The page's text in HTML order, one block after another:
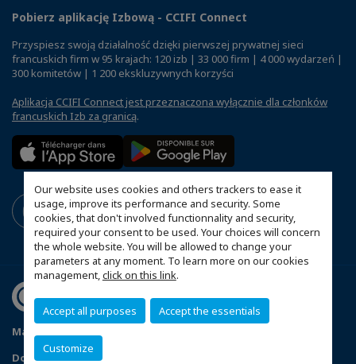
Our website uses cookies and others trackers to ease it
usage, improve its performance and security. Some
cookies, that don't involved functionnality and security,
required your consent to be used. Your choices will concern
the whole website. You will be allowed to change your
parameters at any moment. To learn more on our cookies
management,click on this link.
Accept all purposes Accept the essentials
Customize
Pobierz aplikację Izbową - CCIFI Connect
Przyspiesz swoją działalność dzięki pierwszej prywatnej sieci
francuskich firm w 95 krajach: 120 izb | 33 000 firm | 4 000 wydarzeń |
300 komitetów | 1 200 ekskluzywnych korzyści
Aplikacja CCIFI Connect jest przeznaczona wyłącznie dla członków
francuskich Izb za granicą.
Mapa witryny
Dopasuj swoje ustawienia cookies